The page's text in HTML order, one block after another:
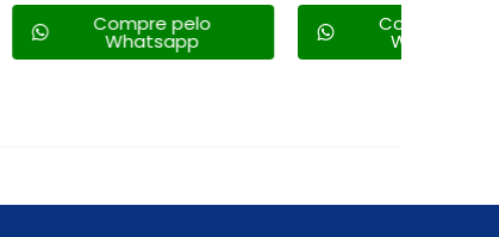
pelo Compre pelo
Whatsapp